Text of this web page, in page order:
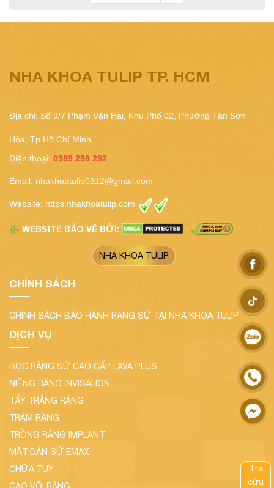
NHA KHOA TULIP TP. HCM
Địa chỉ: Số 9/7 Phạm Văn Hai, Khu Phố 02, Phường Tân Sơn
Hòa, Tp.Hồ Chí Minh
Điện thoại: 0989 298 292
Email: nhakhoatulip0312@gmail.com
Website: https:nhakhoatulip.com
❇️ WEBSITE BẢO VỆ BỞI:
NHA KHOA TULIP
CHÍNH SÁCH
CHÍNH SÁCH BẢO HÀNH RĂNG SỨ TẠI NHA KHOA TULIP
DỊCH VỤ
BỌC RĂNG SỨ CAO CẤP LAVA PLUS
NIỀNG RĂNG INVISALIGN
TẨY TRẮNG RĂNG
TRÁM RĂNG
TRỒNG RĂNG IMPLANT
MẶT DÁN SỨ EMAX
CHỮA TUỶ
Tra
cứu